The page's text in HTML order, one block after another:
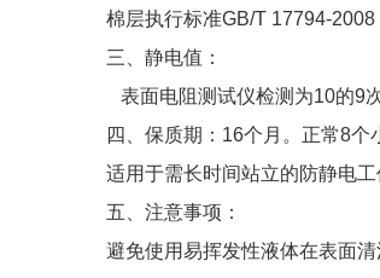
棉层执行标准GB/T 17794-2008
三、静电值：
表面电阻测试仪检测为10的9
四、保质期：16个月。正常8个
适用于需长时间站立的防静电
五、注意事项：
避免使用易挥发性液体在表面清